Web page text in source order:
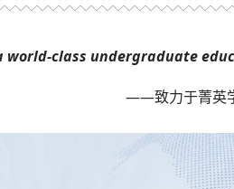
class undergraduate
——致力于菁英